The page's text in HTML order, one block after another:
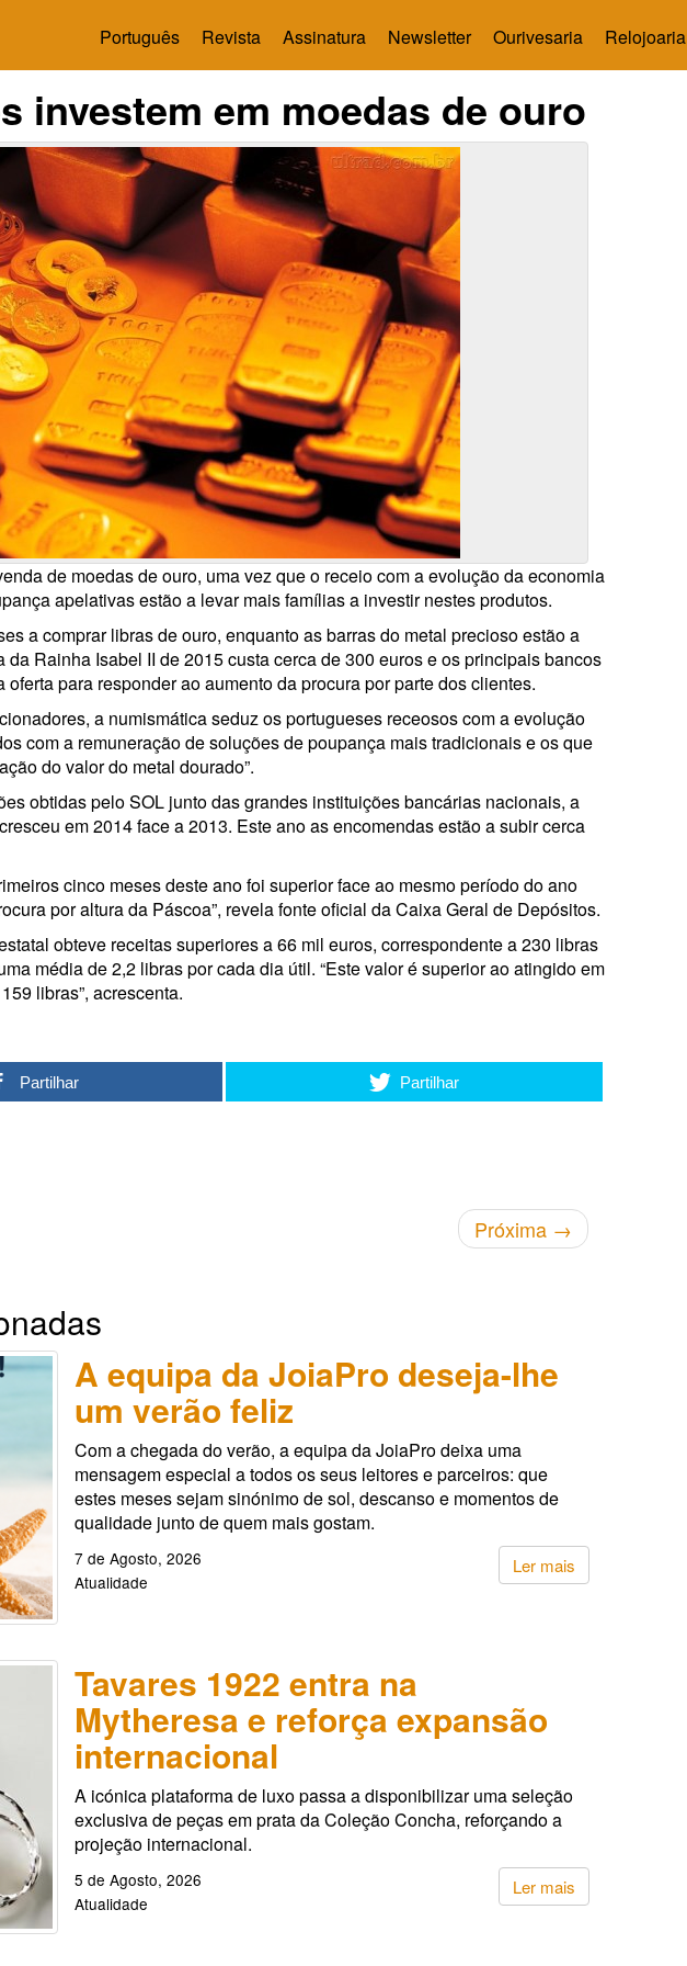
Português Revista Assinatura Newsletter Ourivesaria Relojoaria
investem em moedas de ouro
de moedas de ouro, uma vez que o receio com a evolução da economia
apelativas estão a levar mais famílias a investir nestes produtos.
a comprar libras de ouro, enquanto as barras do metal precioso estão a
da Rainha Isabel II de 2015 custa cerca de 300 euros e os principais bancos
oferta para responder ao aumento da procura por parte dos clientes.
a numismática seduz os portugueses receosos com a evolução
com a remuneração de soluções de poupança mais tradicionais e os que
do valor do metal dourado”.
obtidas pelo SOL junto das grandes instituições bancárias nacionais, a
em 2014 face a 2013. Este ano as encomendas estão a subir cerca
cinco meses deste ano foi superior face ao mesmo período do ano
por altura da Páscoa”, revela fonte oficial da Caixa Geral de Depósitos.
obteve receitas superiores a 66 mil euros, correspondente a 230 libras
média de 2,2 libras por cada dia útil. “Este valor é superior ao atingido em
libras”, acrescenta.
Partilhar Partilhar
Próxima →
A equipa da JoiaPro deseja-lhe
um verão feliz
Com a chegada do verão, a equipa da JoiaPro deixa uma
mensagem especial a todos os seus leitores e parceiros: que
estes meses sejam sinónimo de sol, descanso e momentos de
qualidade junto de quem mais gostam.
Ler mais
7 de Agosto, 2026
Atualidade
Tavares 1922 entra na
Mytheresa e reforça expansão
internacional
A icónica plataforma de luxo passa a disponibilizar uma seleção
exclusiva de peças em prata da Coleção Concha, reforçando a
projeção internacional.
Ler mais
5 de Agosto, 2026
Atualidade